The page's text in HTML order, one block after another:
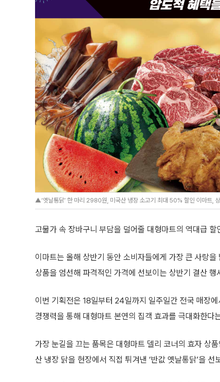
▲‘옛날통닭’ 한 마리 2980원, 미국산 냉장 소고기 최대 50% 할인 이마트,
고물가 속 장바구니 부담을 덜어줄 대형마트의 역대급 할
이마트는 올해 상반기 동안 소비자들에게 가장 큰 사랑을
상품을 엄선해 파격적인 가격에 선보이는 상반기 결산
이번 기획전은 18일부터 24일까지 일주일간 전국 매장
경쟁력을 통해 대형마트 본연의 집객 효과를 극대화한다
가장 눈길을 끄는 품목은 대형마트 델리 코너의 효자 상
산 냉장 닭을 현장에서 직접 튀겨낸 ‘반값 옛날통닭’을 선